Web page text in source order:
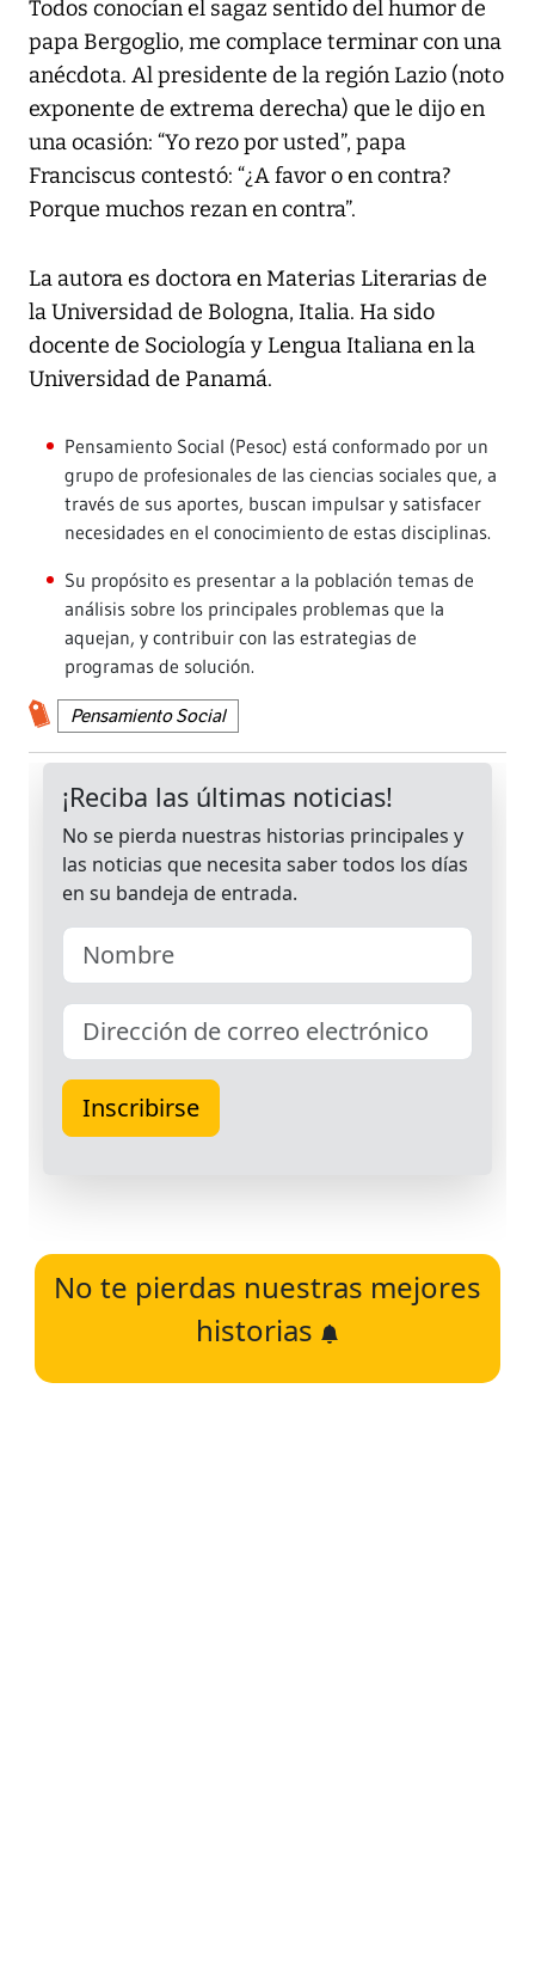
Todos conocían el sagaz sentido del humor de
papa Bergoglio, me complace terminar con una
anécdota. Al presidente de la región Lazio (noto
exponente de extrema derecha) que le dijo en
una ocasión: “Yo rezo por usted”, papa
Franciscus contestó: “¿A favor o en contra?
Porque muchos rezan en contra”.
La autora es doctora en Materias Literarias de
la Universidad de Bologna, Italia. Ha sido
docente de Sociología y Lengua Italiana en la
Universidad de Panamá.
Pensamiento Social (Pesoc) está conformado por un
grupo de profesionales de las ciencias sociales que, a
través de sus aportes, buscan impulsar y satisfacer
necesidades en el conocimiento de estas disciplinas.
Su propósito es presentar a la población temas de
análisis sobre los principales problemas que la
aquejan, y contribuir con las estrategias de
programas de solución.
Pensamiento Social
No te pierdas nuestras mejores
historias